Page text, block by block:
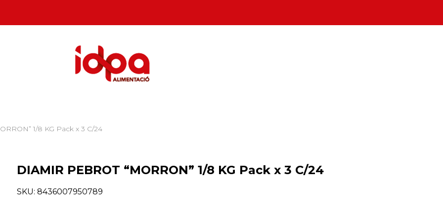
1/8 KG Pack x 3 C/24
DIAMIR PEBROT “MORRON” 1/8 KG Pack x 3 C/24
SKU: 8436007950789